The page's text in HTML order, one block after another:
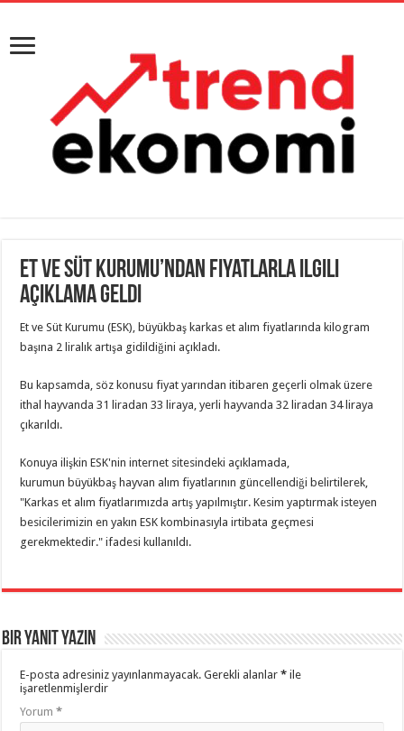
Et ve Süt Kurumu’ndan fiyatlarla ilgili
açıklama geldi
Et ve Süt Kurumu (ESK), büyükbaş karkas et alım fiyatlarında kilogram
başına 2 liralık artışa gidildiğini açıkladı.
Bu kapsamda, söz konusu fiyat yarından itibaren geçerli olmak üzere
ithal hayvanda 31 liradan 33 liraya, yerli hayvanda 32 liradan 34 liraya
çıkarıldı.
Konuya ilişkin ESK'nin internet sitesindeki açıklamada,
kurumun büyükbaş hayvan alım fiyatlarının güncellendiği belirtilerek,
"Karkas et alım fiyatlarımızda artış yapılmıştır. Kesim yaptırmak isteyen
besicilerimizin en yakın ESK kombinasıyla irtibata geçmesi
gerekmektedir." ifadesi kullanıldı.
Bir yanıt yazın
E-posta adresiniz yayınlanmayacak. Gerekli alanlar* ile
işaretlenmişlerdir
Yorum*